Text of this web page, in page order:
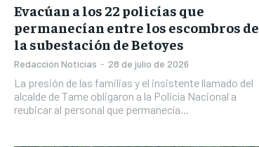
Evacúan a los 22 policías que
permanecían entre los escombros de
la subestación de Betoyes
Redacción Noticias - 28 de julio de 2026
La presión de las familias y el insistente llamado del
alcalde de Tame obligaron a la Policía Nacional a
reubicar al personal que permanecía...